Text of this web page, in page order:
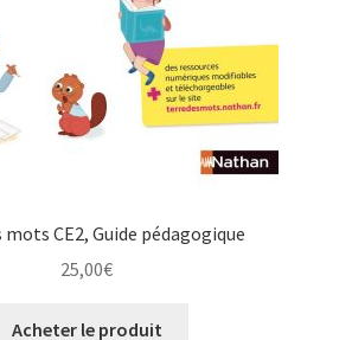
mots CE2, Guide pédagogique
25,00€
Acheter le produit